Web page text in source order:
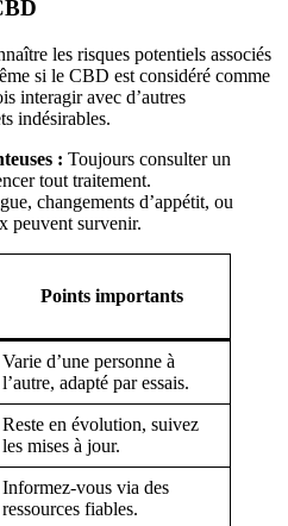
les risques potentiels associés
si le CBD est considéré comme
interagir avec d’autres
indésirables.
: Toujours consulter un
tout traitement.
changements d’appétit, ou
peuvent survenir.
Points importants
Varie d’une personne à
l’autre, adapté par essais.
Reste en évolution, suivez
les mises à jour.
Informez-vous via des
ressources fiables.